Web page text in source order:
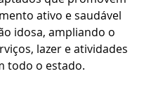
ativo e saudável
idosa, ampliando o
lazer e atividades
todo o estado.